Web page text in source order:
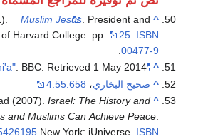
^
Muslim Jesus . President and
Harvard College. pp.
25 ISBN
00477-9
.
^
"Sunni and Shi'a"
. BBC. Retrieved 1 May 2014
^ صحيح البخاري، 4:55:658
^
(2007).Israel: The History and
and Muslims Can Achieve Peace
New York: iUniverse. ISBN